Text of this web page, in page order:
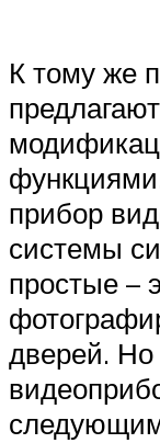
К тому же
прибор
системы
простые –
дверей. Но